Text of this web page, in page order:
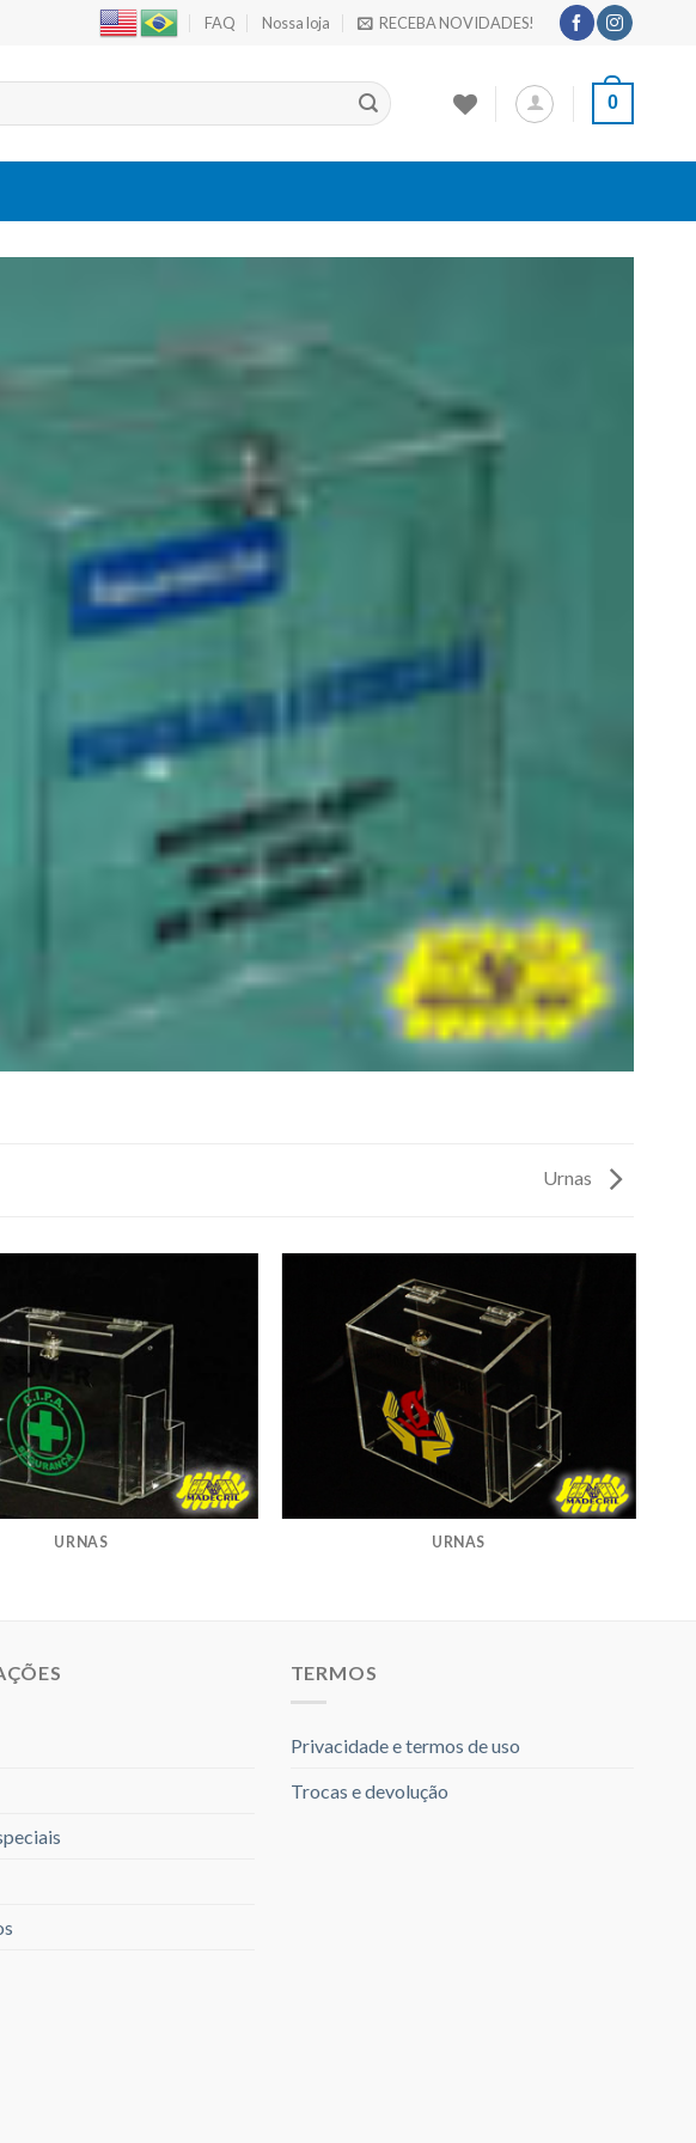
FAQ Nossa loja RECEBA NOVIDADES!
0
Urnas
URNAS URNAS
TERMOS
Privacidade e termos de uso
Trocas e devolução